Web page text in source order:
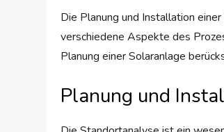
Die Planung und Installation
verschiedene Aspekte des
Planung einer Solaranlage
Planung und